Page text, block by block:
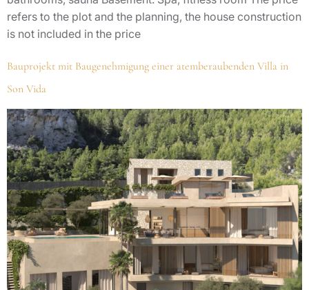
refers to the plot and the planning, the house construction
is not included in the price
Bauprojekt mit Baugenehmigung einer atemberaubenden Villa in
Son Vida